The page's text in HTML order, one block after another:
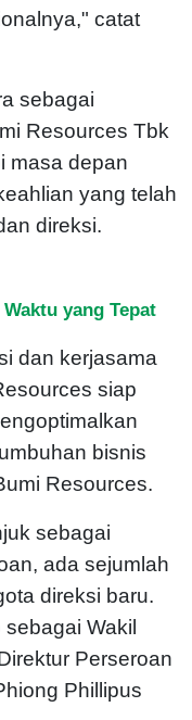
catat
sebagai
Resources Tbk
masa depan
yang telah
direksi.
yang Tepat
dan kerjasama
siap
bisnis
Resources.
sebagai
ada sejumlah
direksi baru.
Wakil
Perseroan
Phillipus